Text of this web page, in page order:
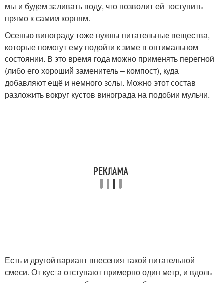
мы и будем заливать воду, что позволит ей поступить
прямо к самим корням.
Осенью винограду тоже нужны питательные вещества,
которые помогут ему подойти к зиме в оптимальном
состоянии. В это время года можно применять перегной
(либо его хороший заменитель – компост), куда
добавляют ещё и немного золы. Можно этот состав
разложить вокруг кустов винограда на подобии мульчи.
Есть и другой вариант внесения такой питательной
смеси. От куста отступают примерно один метр, и вдоль